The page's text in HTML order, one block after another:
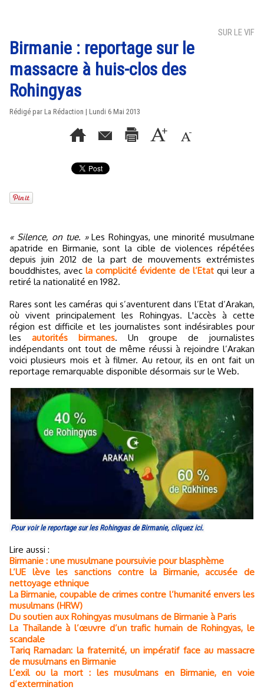
SUR LE VIF
Birmanie : reportage sur le
massacre à huis-clos des
Rohingyas
Rédigé par La Rédaction | Lundi 6 Mai 2013
« Silence, on tue. »Les Rohingyas, une minorité musulmane
apatride en Birmanie, sont la cible de violences répétées
depuis juin 2012 de la part de mouvements extrémistes
bouddhistes, avecla complicité évidente de l’Etatqui leur a
retiré la nationalité en 1982.
Rares sont les caméras qui s’aventurent dans l’Etat d’Arakan,
où vivent principalement les Rohingyas. L'accès à cette
région est difficile et les journalistes sont indésirables pour
les autorités birmanes. Un groupe de journalistes
indépendants ont tout de même réussi à rejoindre l’Arakan
voici plusieurs mois et à filmer. Au retour, ils en ont fait un
reportage remarquable disponible désormais sur le Web.
Pour voir le reportage sur les Rohingyas de Birmanie, cliquez ici.
Lire aussi :
Birmanie : une musulmane poursuivie pour blasphème
L’UE lève les sanctions contre la Birmanie, accusée de
nettoyage ethnique
La Birmanie, coupable de crimes contre l’humanité envers les
musulmans (HRW)
Du soutien aux Rohingyas musulmans de Birmanie à Paris
La Thaïlande à l’œuvre d’un trafic humain de Rohingyas, le
scandale
Tariq Ramadan: la fraternité, un impératif face au massacre
de musulmans en Birmanie
L’exil ou la mort : les musulmans en Birmanie, en voie
d’extermination